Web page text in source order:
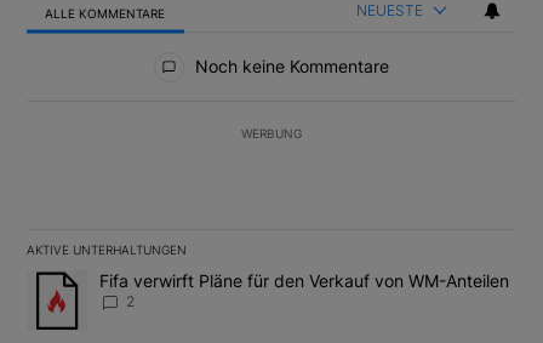
ALLE KOMMENTARE NEUESTE
Noch keine Kommentare
WERBUNG
AKTIVE UNTERHALTUNGEN
Das Folgende ist eine Liste der am meisten kommentierten
Ein Trendartikel mit dem Titel "Fifa verwirft Pläne für den
Fifa verwirft Pläne für den Verkauf von WM-Anteilen
2